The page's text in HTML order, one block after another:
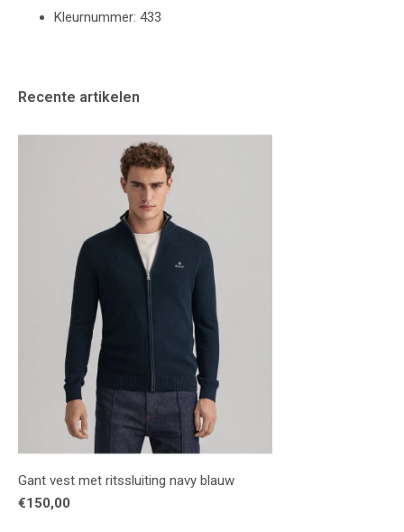
Kleurnummer: 433
Recente artikelen
Gant vest met ritssluiting navy blauw
€150,00